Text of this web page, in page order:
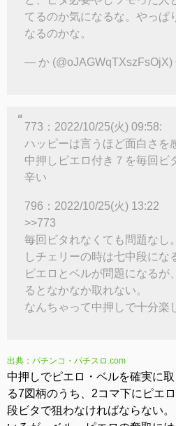
てるのか気になるな。やっぱ
なるのかな。
— か (@oJAGWqTXszFsOjX)
773：2022/10/25(火) 09:58:
ハッピーは言うほど面白さを
中押しピエロ付き７を毎回ビ
辛い
796：2022/10/25(火) 13:22
>>773
毎回ビタれなくても問題なし
しチェリーの時は七中段にな
ピエロとベルが問題になるが
るとなかなか取れない。
なんちゃって中押しで十分楽
出典：パチンコ・パチスロ.com
中押しでピエロ・ベルを確実に
る7図柄のうち、2コマ下にピエ
段ビタで狙わなければならない